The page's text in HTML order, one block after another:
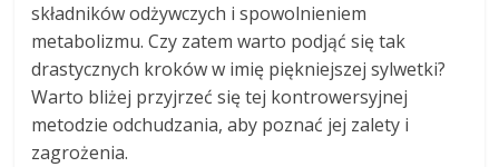
składników odżywczych i spowolnieniem
metabolizmu. Czy zatem warto podjąć się tak
drastycznych kroków w imię piękniejszej sylwetki?
Warto bliżej przyjrzeć się tej kontrowersyjnej
metodzie odchudzania, aby poznać jej zalety i
zagrożenia.